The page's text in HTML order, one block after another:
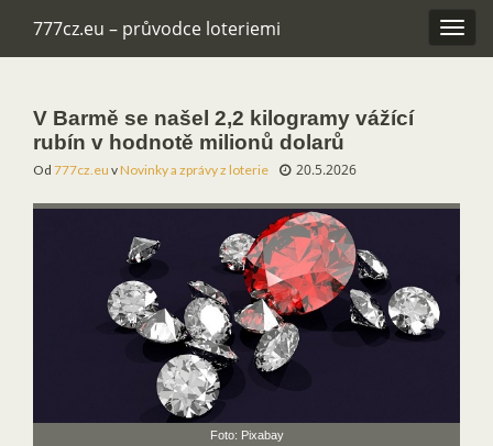
777cz.eu – průvodce loteriemi
V Barmě se našel 2,2 kilogramy vážící
rubín v hodnotě milionů dolarů
Od 777cz.eu vNovinky a zprávy z loterie 20.5.2026
Foto: Pixabay